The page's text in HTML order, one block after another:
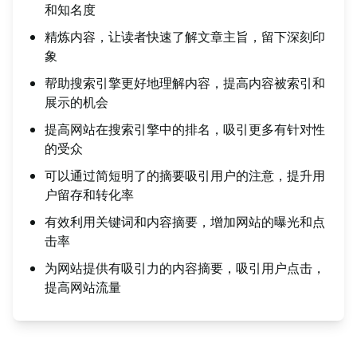
和知名度
精炼内容，让读者快速了解文章主旨，留下深刻印
象
帮助搜索引擎更好地理解内容，提高内容被索引和
展示的机会
提高网站在搜索引擎中的排名，吸引更多有针对性
的受众
可以通过简短明了的摘要吸引用户的注意，提升用
户留存和转化率
有效利用关键词和内容摘要，增加网站的曝光和点
击率
为网站提供有吸引力的内容摘要，吸引用户点击，
提高网站流量